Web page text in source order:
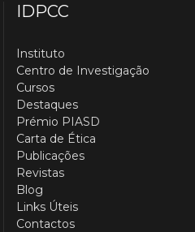
IDPCC
Instituto
Centro de Investigação
Cursos
Destaques
Prémio PIASD
Carta de Ética
Publicações
Revistas
Blog
Links Úteis
Contactos